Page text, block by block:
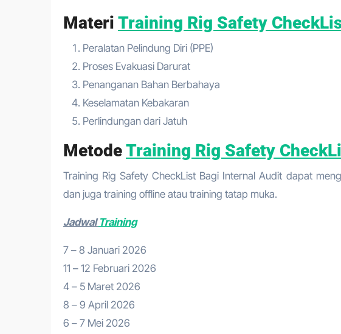
Materi Training Rig Safety
Peralatan Pelindung Diri (PPE)
Proses Evakuasi Darurat
Penanganan Bahan Berbahaya
Keselamatan Kebakaran
Perlindungan dari Jatuh
MetodeTraining Rig Safety
Training Rig Safety CheckList Bagi Internal Audit dapat
dan juga training offline atau training tatap muka.
JadwalTraining
7 – 8 Januari 2026
11 – 12 Februari 2026
4 – 5 Maret 2026
8 – 9 April 2026
6 – 7 Mei 2026